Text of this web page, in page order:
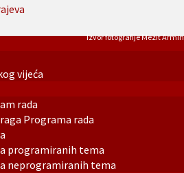
vijeća
rada
Programa rada
programiranih tema
neprogramiranih tema
Izvor fotografije Mezit Armin